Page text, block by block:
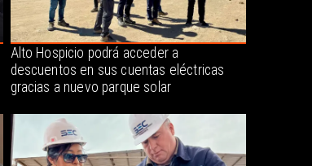
Alto Hospicio podrá acceder a
descuentos en sus cuentas eléctricas
gracias a nuevo parque solar